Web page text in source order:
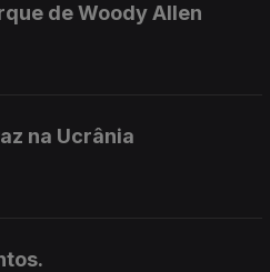
de Woody Allen
na Ucrânia